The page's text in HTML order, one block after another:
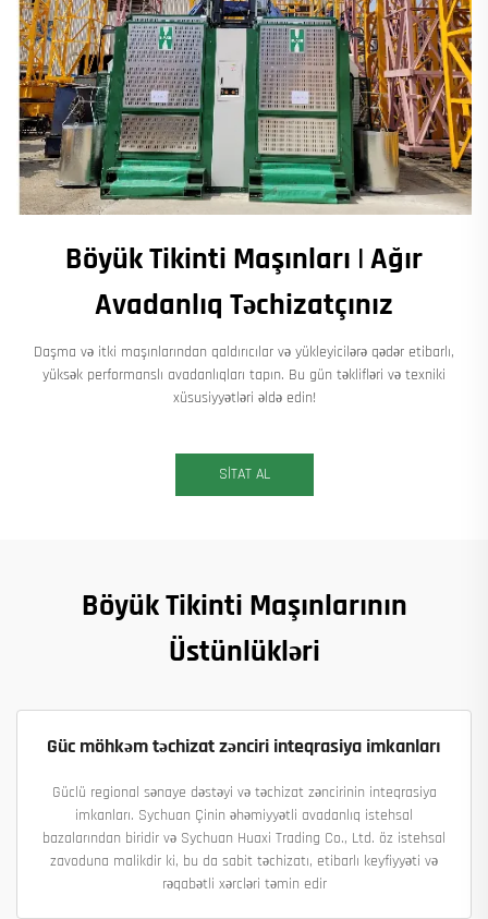
Böyük Tikinti Maşınları | Ağır
Avadanlıq Təchizatçınız
Daşma və itki maşınlarından qaldırıcılar və yükleyicilərə qədər etibarlı,
yüksək performanslı avadanlıqları tapın. Bu gün təklifləri və texniki
xüsusiyyətləri əldə edin!
SİTAT AL
Böyük Tikinti Maşınlarının
Üstünlükləri
Güc möhkəm təchizat zənciri inteqrasiya imkanları
Güclü regional sənaye dəstəyi və təchizat zəncirinin inteqrasiya
imkanları. Sychuan Çinin əhəmiyyətli avadanlıq istehsal
bazalarından biridir və Sychuan Huaxi Trading Co., Ltd. öz istehsal
zavoduna malikdir ki, bu da sabit təchizatı, etibarlı keyfiyyəti və
rəqabətli xərcləri təmin edir